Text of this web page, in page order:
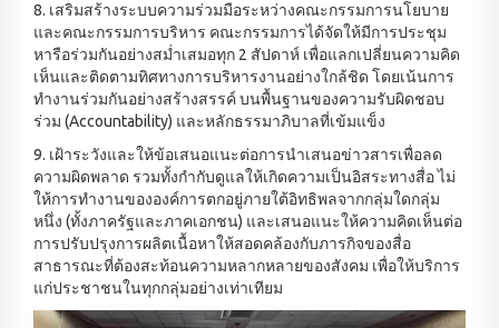
8. เสริมสร้างระบบความร่วมมือระหว่างคณะกรรมการนโยบาย
และคณะกรรมการบริหาร คณะกรรมการได้จัดให้มีการประชุม
หารือร่วมกันอย่างสม่ำเสมอทุก 2 สัปดาห์ เพื่อแลกเปลี่ยนความคิด
เห็นและติดตามทิศทางการบริหารงานอย่างใกล้ชิด โดยเน้นการ
ทำงานร่วมกันอย่างสร้างสรรค์ บนพื้นฐานของความรับผิดชอบ
ร่วม (Accountability) และหลักธรรมาภิบาลที่เข้มแข็ง
9. เฝ้าระวังและให้ข้อเสนอแนะต่อการนำเสนอข่าวสารเพื่อลด
ความผิดพลาด รวมทั้งกำกับดูแลให้เกิดความเป็นอิสระทางสื่อ ไม่
ให้การทำงานขององค์การตกอยู่ภายใต้อิทธิพลจากกลุ่มใดกลุ่ม
หนึ่ง (ทั้งภาครัฐและภาคเอกชน) และเสนอแนะให้ความคิดเห็นต่อ
การปรับปรุงการผลิตเนื้อหาให้สอดคล้องกับภารกิจของสื่อ
สาธารณะที่ต้องสะท้อนความหลากหลายของสังคม เพื่อให้บริการ
แก่ประชาชนในทุกกลุ่มอย่างเท่าเทียม